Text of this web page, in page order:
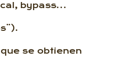
bypass…
se obtienen